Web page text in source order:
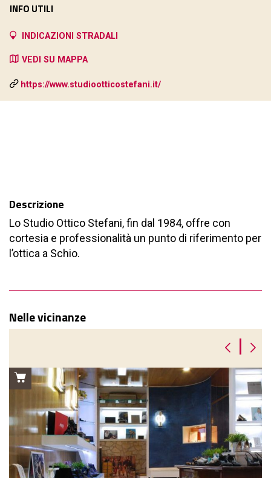
Descrizione
Lo Studio Ottico Stefani, fin dal 1984, offre con
cortesia e professionalità un punto di riferimento per
l’ottica a Schio.
Nelle vicinanze
|
INFO UTILI
INDICAZIONI STRADALI
VEDI SU MAPPA
https://www.studiootticostefani.it/